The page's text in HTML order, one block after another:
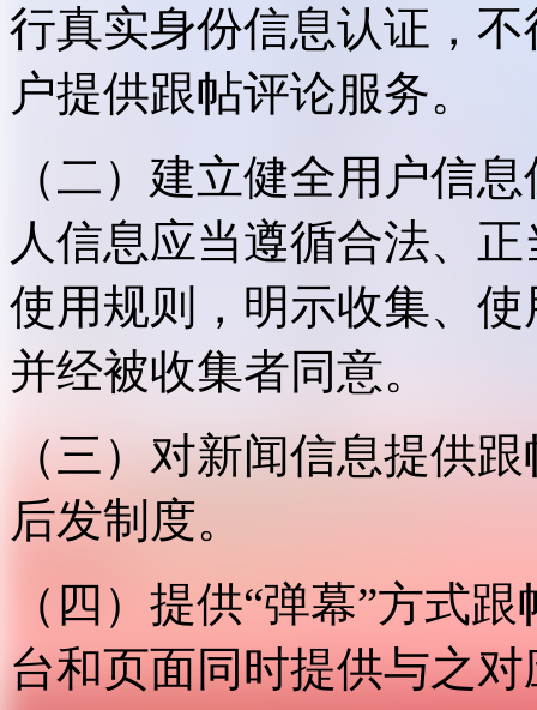
行真实身份信息认证，
户提供跟帖评论服务。
（二）建立健全用户信
人信息应当遵循合法、
使用规则，明示收集、
并经被收集者同意。
（三）对新闻信息提供
后发制度。
（四）提供“弹幕”方式
台和页面同时提供与之